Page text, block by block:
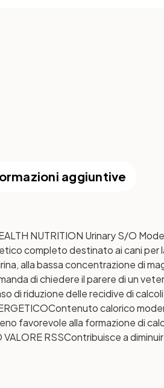
aggiuntive
NUTRITION Urinary S/O
completo destinato ai cani per
alla bassa concentrazione di
di chiedere il parere di un
di riduzione delle recidive di
Contenuto calorico
favorevole alla formazione di
VALORE RSSContribuisce a